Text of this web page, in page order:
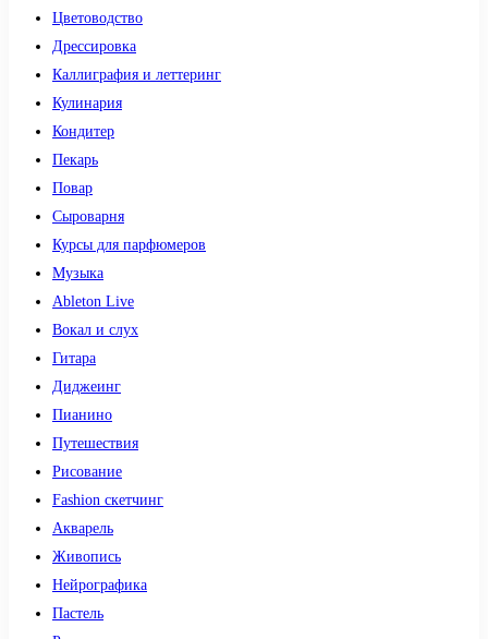
Цветоводство
Дрессировка
Каллиграфия и леттеринг
Кулинария
Кондитер
Пекарь
Повар
Сыроварня
Курсы для парфюмеров
Музыка
Ableton Live
Вокал и слух
Гитара
Диджеинг
Пианино
Путешествия
Рисование
Fashion скетчинг
Акварель
Живопись
Нейрографика
Пастель